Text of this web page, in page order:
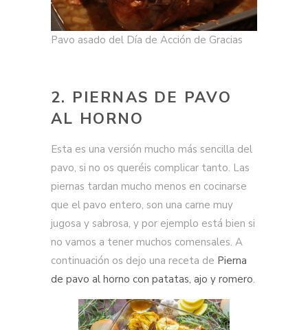
Pavo asado del Día de Acción de Gracias
2. PIERNAS DE PAVO
AL HORNO
Esta es una versión mucho más sencilla del
pavo, si no os queréis complicar tanto. Las
piernas tardan mucho menos en cocinarse
que el pavo entero, son una carne muy
jugosa y sabrosa, y por ejemplo está bien si
no vamos a tener muchos comensales. A
continuación os dejo una receta de Pierna
de pavo al horno con patatas, ajo y romero.